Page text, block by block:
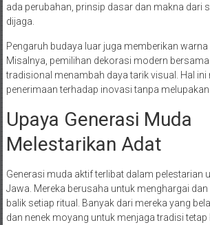
ada perubahan, prinsip dasar dan makna dari
dijaga.
Pengaruh budaya luar juga memberikan warna
Misalnya, pemilihan dekorasi modern
tradisional menambah daya tarik visual. Hal ini
penerimaan terhadap inovasi tanpa melupakan
Upaya Generasi Muda
Melestarikan Adat
Generasi muda aktif terlibat dalam pelestarian
Jawa. Mereka berusaha untuk menghargai
balik setiap ritual. Banyak dari mereka yang
dan nenek moyang untuk menjaga tradisi tetap